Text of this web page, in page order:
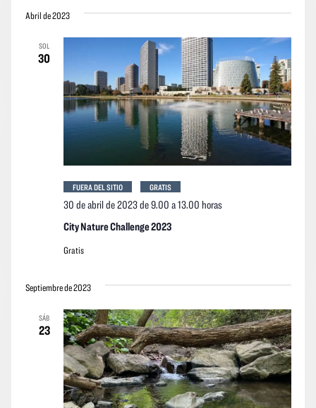
y
vistas
las
vistas
de
los
la
Abril de 2023
SOL
30
City Nature Challenge 2023
30 de abril de 2023 de 9.00 a13.00 horas
FUERA DEL SITIO GRATIS
Gratis
Septiembre de 2023
SÁB
23